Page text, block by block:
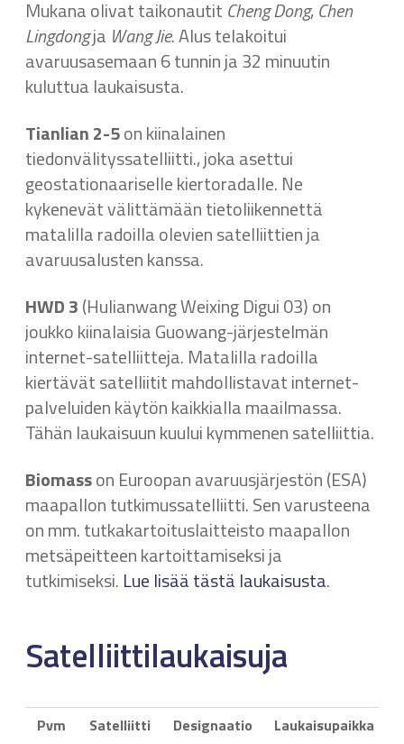
Mukana olivat taikonautit Cheng Dong, Chen
Lingdongja Wang Jie. Alus telakoitui
avaruusasemaan 6 tunnin ja 32 minuutin
kuluttua laukaisusta.
Tianlian 2-5on kiinalainen
tiedonvälityssatelliitti., joka asettui
geostationaariselle kiertoradalle. Ne
kykenevät välittämään tietoliikennettä
matalilla radoilla olevien satelliittien ja
avaruusalusten kanssa.
HWD 3(Hulianwang Weixing Digui 03) on
joukko kiinalaisia Guowang-järjestelmän
internet-satelliitteja. Matalilla radoilla
kiertävät satelliitit mahdollistavat internet-
palveluiden käytön kaikkialla maailmassa.
Tähän laukaisuun kuului kymmenen satelliittia.
Biomasson Euroopan avaruusjärjestön (ESA)
maapallon tutkimussatelliitti. Sen varusteena
on mm. tutkakartoituslaitteisto maapallon
metsäpeitteen kartoittamiseksi ja
tutkimiseksi. Lue lisää tästä laukaisusta.
Satelliittilaukaisuja
Pvm Satelliitti Designaatio Laukaisupaikka